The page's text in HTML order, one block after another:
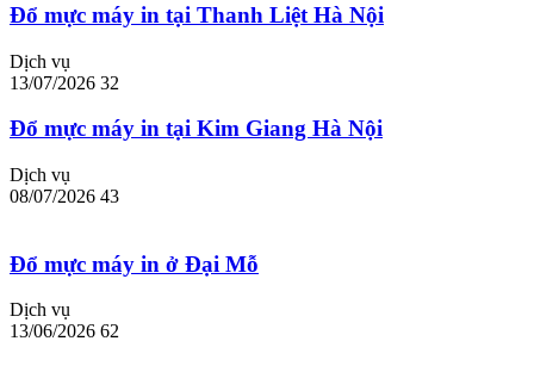
Đổ mực máy in tại Thanh Liệt Hà Nội
Dịch vụ
13/07/2026 32
Đổ mực máy in tại Kim Giang Hà Nội
Dịch vụ
08/07/2026 43
Đổ mực máy in ở Đại Mỗ
Dịch vụ
13/06/2026 62